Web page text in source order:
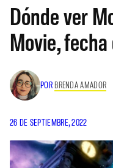
Dónde ver
Movie,
POR BRENDA AMADOR
26 DE SEPTIEMBRE, 2022